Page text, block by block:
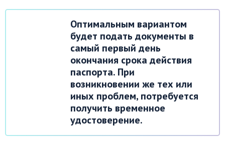
Оптимальным вариантом
будет подать документы в
самый первый день
окончания срока действия
паспорта. При
возникновении же тех или
иных проблем, потребуется
получить временное
удостоверение.